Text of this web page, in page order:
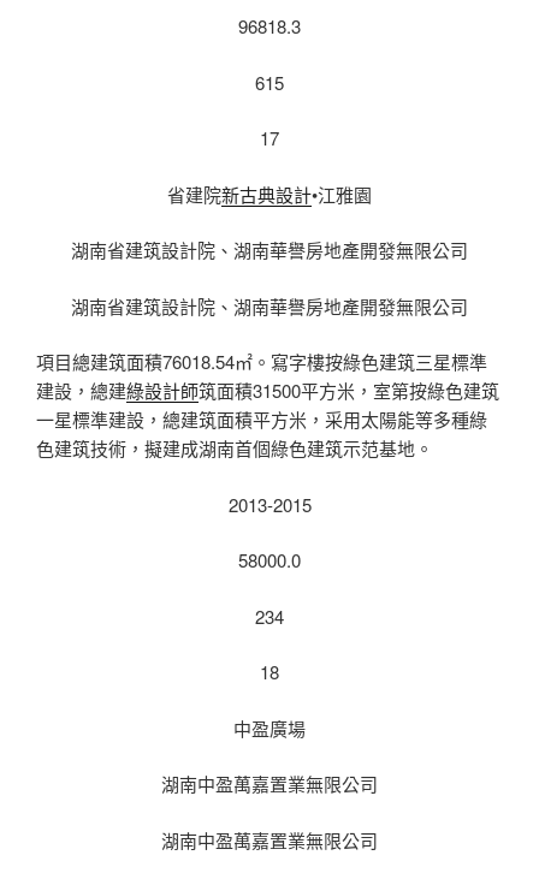
96818.3
615
17
省建院新古典設計•江雅園
湖南省建筑設計院、湖南華譽房地產開發無限公司
湖南省建筑設計院、湖南華譽房地產開發無限公司
項目總建筑面積76018.54㎡。寫字樓按綠色建筑三星標準
建設，總建綠設計師筑面積31500平方米，室第按綠色建筑
一星標準建設，總建筑面積平方米，采用太陽能等多種綠
色建筑技術，擬建成湖南首個綠色建筑示范基地。
2013-2015
58000.0
234
18
中盈廣場
湖南中盈萬嘉置業無限公司
湖南中盈萬嘉置業無限公司